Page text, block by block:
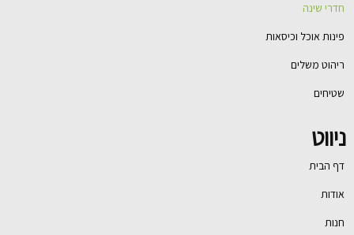
חדרי שינה
פינות אוכל וכיסאות
ריהוט משלים
שטיחים
ניווט
דף הבית
אודות
חנות